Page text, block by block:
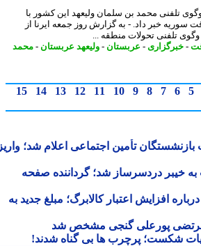
محمد بن سلمان ولیعهد این کشور با
خبر داد. - به گزارش روز جمعه ایرنا از
تلفنی تحولات منطقه ...
خبرگزاری - عربستان-ولیعهد عربستان-محمد
6
7
8
9
10
11
12
13
14
15
تأمین اجتماعی اعلام شد؛ واریز
دردسرساز شد؛ گرداننده صفحه
افزایش اعتبار کالابرگ؛ مبلغ جدید به
پورعلی گنجی مشخص شد
شکست؛ پرچرب ها بی گناه شدند!